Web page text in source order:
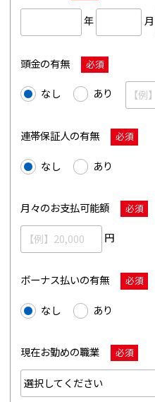
年 月
頭金の有無 必須
なし あり
連帯保証人の有無 必須
なし あり
月々のお支払可能額 必須
円
ボーナス払いの有無 必須
なし あり
現在お勤めの職業 必須